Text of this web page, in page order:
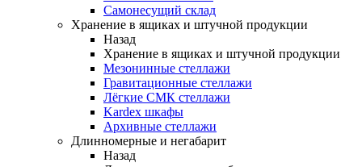
Самонесущий склад
Хранение в ящиках и штучной продукции
Назад
Хранение в ящиках и штучной продукции
Мезонинные стеллажи
Гравитационные стеллажи
Лёгкие СМК стеллажи
Kardex шкафы
Архивные стеллажи
Длинномерные и негабарит
Назад